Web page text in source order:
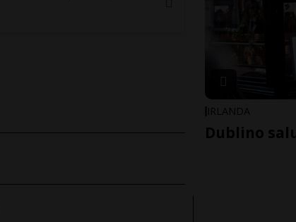
IRLANDA
Dublino